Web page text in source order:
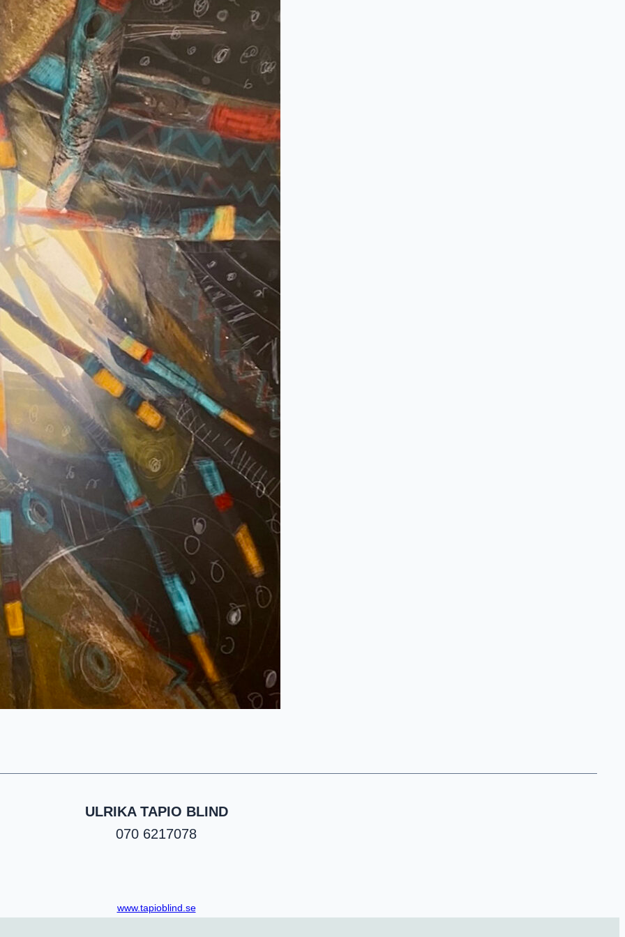
ULRIKA TAPIO BLIND
070 6217078
www.tapioblind.se